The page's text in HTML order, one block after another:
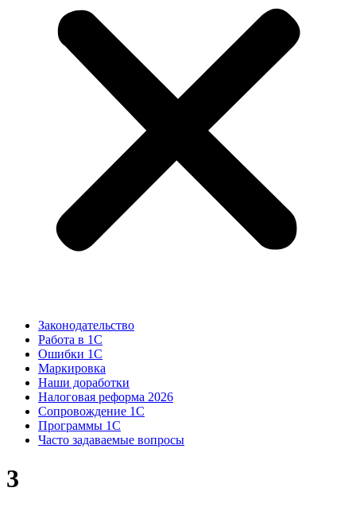
Законодательство
Работа в 1С
Ошибки 1С
Маркировка
Наши доработки
Налоговая реформа 2026
Сопровождение 1С
Программы 1С
Часто задаваемые вопросы
3